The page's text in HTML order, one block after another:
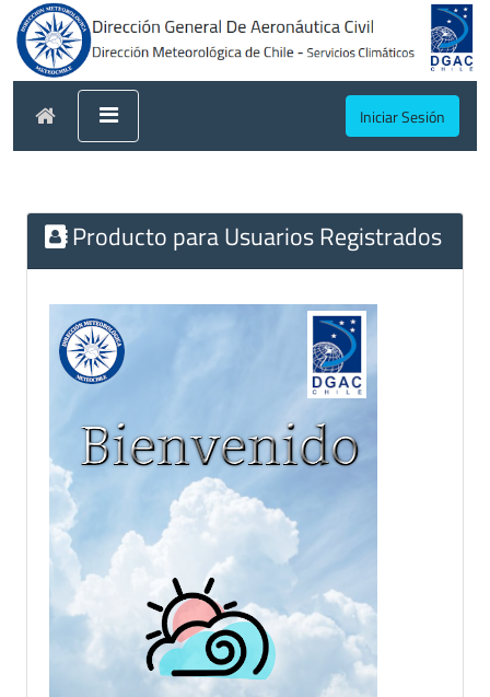
Iniciar Sesión
Producto para Usuarios Registrados